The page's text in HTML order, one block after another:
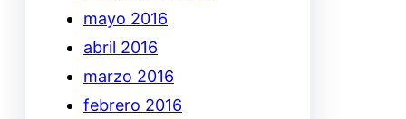
mayo 2016
abril 2016
marzo 2016
febrero 2016